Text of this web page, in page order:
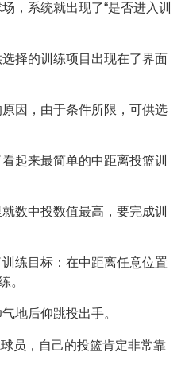
，系统就出现了“是否进入训
择的训练项目出现在了界面
因，由于条件所限，可供选
起来最简单的中距离投篮训
数中投数值最高，要完成训
练目标：在中距离任意位置
。
地后仰跳投出手。
员，自己的投篮肯定非常靠